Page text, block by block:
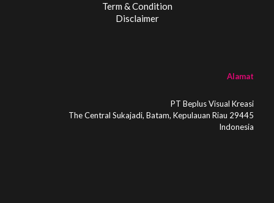
Term & Condition
Disclaimer
Alamat
PT Beplus Visual Kreasi
The Central Sukajadi, Batam, Kepulauan Riau 29445
Indonesia